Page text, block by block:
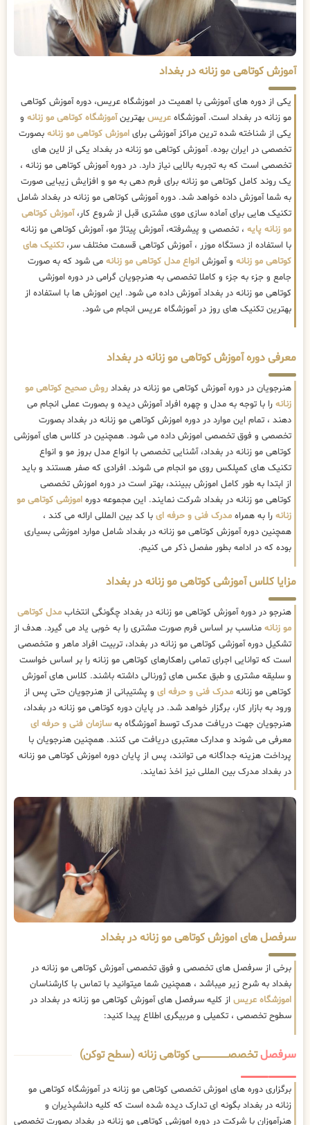
آموزش کوتاهی مو زنانه در بغداد
یکی از دوره های آموزشی با اهمیت در اموزشگاه عریس، دوره آموزش کوتاهی
مو زنانه در بغداد است. آموزشگاه عریس بهترینآموزشگاه کوتاهی مو زنانه و
یکی از شناخته شده ترین مراکز آموزشی برای اموزش کوتاهی مو زنانه بصورت
تخصصی در ایران بوده. آموزش کوتاهی مو زنانه در بغداد یکی از لاین های
تخصصی است که به تجربه بالایی نیاز دارد. در دوره آموزش کوتاهی مو زنانه ،
یک روند کامل کوتاهی مو زنانه برای فرم دهی به مو و افزایش زیبایی صورت
به شما آموزش داده خواهد شد. دوره آموزشی کوتاهی مو زنانه در بغداد شامل
تکنیک هایی برای آماده سازی موی مشتری قبل از شروع کار،آموزش کوتاهی
مو زنانه پایه ، تخصصی و پیشرفته، آموزش پیتاژ مو، آموزش کوتاهی مو زنانه
با استفاده از دستگاه موزر ، آموزش کوتاهی قسمت مختلف سر،تکنیک های
کوتاهی مو زنانه و آموزش انواع مدل کوتاهی مو زنانه می شود که به صورت
جامع و جزء به جزء و کاملا تخصصی به هنرجویان گرامی در دوره اموزشی
کوتاهی مو زنانه در بغداد آموزش داده می شود. این اموزش ها با استفاده از
بهترین تکنیک های روز در آموزشگاه عریس انجام می شود.
معرفی دوره آموزش کوتاهی مو زنانه در بغداد
هنرجویان در دوره آموزش کوتاهی مو زنانه در بغداد روش صحیح کوتاهی مو
زنانه را با توجه به مدل و چهره افراد آموزش دیده و بصورت عملی انجام می
دهند ، تمام این موارد در دوره اموزش کوتاهی مو زنانه در بغداد بصورت
تخصصی و فوق تخصصی اموزش داده می شود. همچنین در کلاس های آموزشی
کوتاهی مو زنانه در بغداد، آشنایی تخصصی با انواع مدل بروز مو و انواع
تکنیک های کمپلکس روی مو انجام می شوند. افرادی که صفر هستند و باید
از ابتدا به طور کامل اموزش ببینند، بهتر است در دوره اموزش تخصصی
کوتاهی مو زنانه در بغداد شرکت نمایند. این مجموعه دوره اموزشی کوتاهی مو
زنانه را به همراه مدرک فنی و حرفه ای با کد بین المللی ارائه می کند ،
همچنین دوره آموزش کوتاهی مو زنانه در بغداد شامل موارد اموزشی بسیاری
بوده که در ادامه بطور مفصل ذکر می کنیم.
مزایا کلاس آموزشی کوتاهی مو زنانه در بغداد
هنرجو در دوره آموزش کوتاهی مو زنانه در بغداد چگونگی انتخاب مدل کوتاهی
مو زنانه مناسب بر اساس فرم صورت مشتری را به خوبی یاد می گیرد. هدف از
تشکیل دوره آموزشی کوتاهی مو زنانه در بغداد، تربیت افراد ماهر و متخصصی
است که توانایی اجرای تمامی راهکارهای کوتاهی مو زنانه را بر اساس خواست
و سلیقه مشتری و طبق عکس های ژورنالی داشته باشند. کلاس های آموزش
کوتاهی مو زنانه مدرک فنی و حرفه ای و پشتیبانی از هنرجویان حتی پس از
ورود به بازار کار، برگزار خواهد شد. در پایان دوره کوتاهی مو زنانه در بغداد،
هنرجویان جهت دریافت مدرک توسط آموزشگاه بهسازمان فنی و حرفه ای
معرفی می شوند و مدارک معتبری دریافت می کنند. همچنین هنرجویان با
پرداخت هزینه جداگانه می توانند، پس از پایان دوره اموزش کوتاهی مو زنانه
در بغداد مدرک بین المللی نیز اخذ نمایند.
سرفصل های اموزش کوتاهی مو زنانه در بغداد
برخی از سرفصل های تخصصی و فوق تخصصی آموزش کوتاهی مو زنانه در
بغداد به شرح زیر میباشد ، همچنین شما میتوانید با تماس با کارشناسان
اموزشگاه عریس از کلیه سرفصل های آموزش کوتاهی مو زنانه در بغداد در
سطوح تخصصی ، تکمیلی و مربیگری اطلاع پیدا کنید:
سرفصلتخصصــــــــــــــــــــی کوتاهی زنانه (سطح توکن)
برگزاری دوره های اموزش تخصصی کوتاهی مو زنانه در آموزشگاه کوتاهی مو
زنانه در بغداد بگونه ای تدارک دیده شده است که کلیه دانشپذیران و
هنرآموزان با شرکت در دوره اموزشی کوتاهی مو زنانه در بغداد بصورت تخصصی